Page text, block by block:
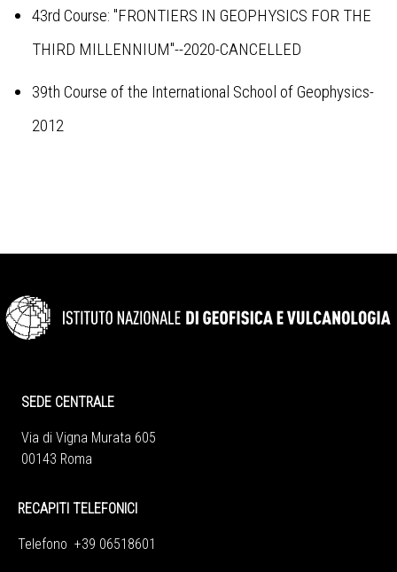
43rd Course: "FRONTIERS IN GEOPHYSICS FOR THE
THIRD MILLENNIUM"--2020-CANCELLED
39th Course of the International School of Geophysics-
2012
SEDE CENTRALE
Via di Vigna Murata 605
00143 Roma
RECAPITI TELEFONICI
Telefono +39 06518601